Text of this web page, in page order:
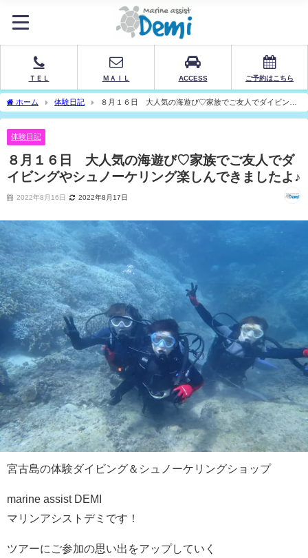
ＴＥＬ ＭＡＩＬ ACCESS ご予約はこちら
ホーム 体験日記
８月１６日 大人気の海遊び♡家族でご友人でダイビング
やシュノーケリング楽しんできましたよ♪
体験日記
８月１６日 大人気の海遊び♡家族でご友人でダ
イビングやシュノーケリング楽しんできましたよ♪
2022年8月16日 2022年8月17日
宮古島の体験ダイビング＆シュノーケリングショップ
marine assist DEMI
マリンアシストデミです！
ツアーにご参加の思い出をアップしていく